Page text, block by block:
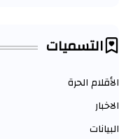
التسميات
الأقلام الحرة
الاخبار
البيانات